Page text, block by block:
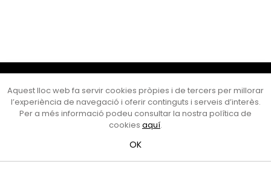
Cultura Mataró
Ajuntament de Mataró
C. de Sant Josep, 9 (Mataró, 08302)
Horari d'obertura: dilluns, dimecres i divendres de 10 a 13 h.
al telèfon al 93 758 23 61
Bústia ciutadana
Aquest lloc web fa servir cookies pròpies i de tercers per millorar
l’experiència de navegació i oferir continguts i serveis d’interès.
Per a més informació podeu consultar la nostra política de
cookies aquí.
OK